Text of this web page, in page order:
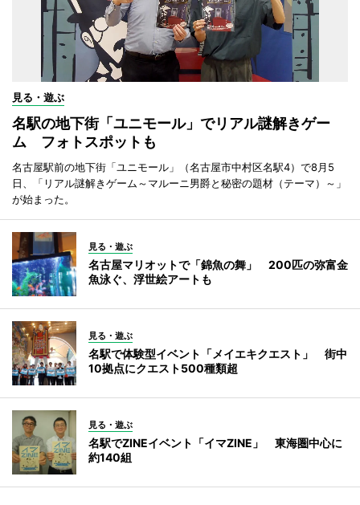
見る・遊ぶ
名駅の地下街「ユニモール」でリアル謎解きゲー
ム フォトスポットも
名古屋駅前の地下街「ユニモール」（名古屋市中村区名駅4）で8月5
日、「リアル謎解きゲーム～マルーニ男爵と秘密の題材（テーマ）～」
が始まった。
見る・遊ぶ
名古屋マリオットで「錦魚の舞」 200匹の弥富金
魚泳ぐ、浮世絵アートも
見る・遊ぶ
名駅で体験型イベント「メイエキクエスト」 街中
10拠点にクエスト500種類超
見る・遊ぶ
名駅でZINEイベント「イマZINE」 東海圏中心に
約140組